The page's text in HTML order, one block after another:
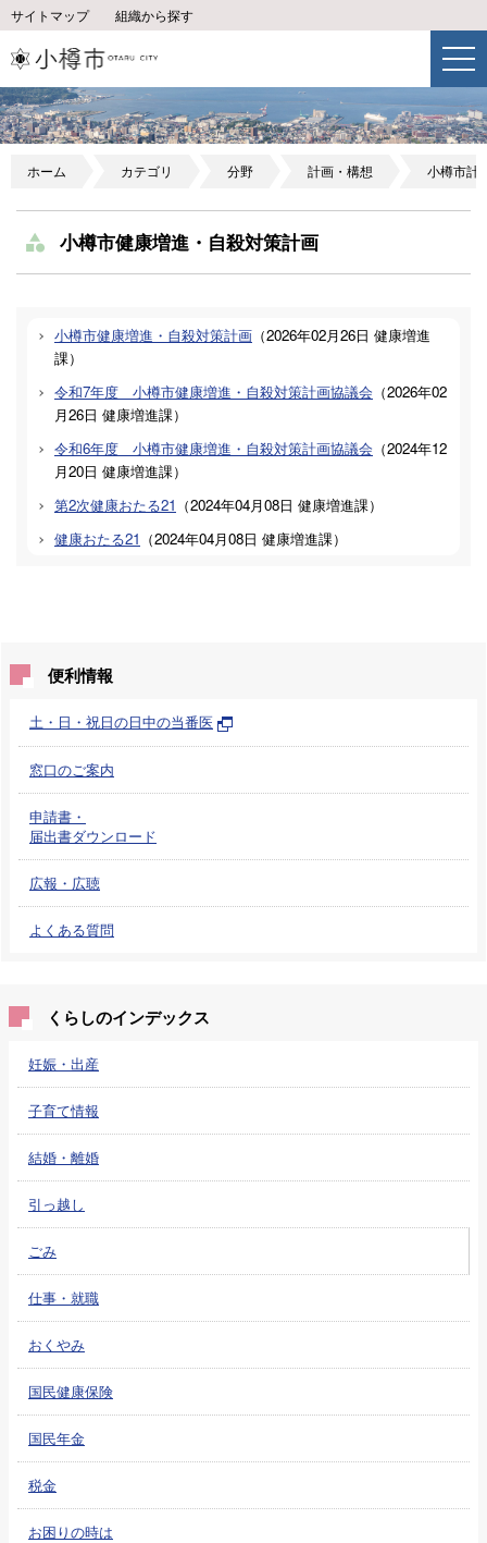
サイトマップ 組織から探す
ホーム カテゴリ 分野 計画・構想 小樽市計
小樽市健康増進・自殺対策計画
小樽市健康増進・自殺対策計画 （2026年02月26日 健康増進
課）
令和7年度 小樽市健康増進・自殺対策計画協議会 （2026年02
月26日 健康増進課）
令和6年度 小樽市健康増進・自殺対策計画協議会 （2024年12
月20日 健康増進課）
第2次健康おたる21 （2024年04月08日 健康増進課）
健康おたる21 （2024年04月08日 健康増進課）
便利情報
土・日・祝日の日中の当番医
窓口のご案内
申請書・
届出書ダウンロード
広報・広聴
よくある質問
くらしのインデックス
妊娠・出産
子育て情報
結婚・離婚
引っ越し
ごみ
仕事・就職
おくやみ
国民健康保険
国民年金
税金
お困りの時は